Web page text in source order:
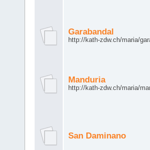
Garabandal
http://kath-zdw.ch/maria/
Manduria
http://kath-zdw.ch/maria/
San Daminano